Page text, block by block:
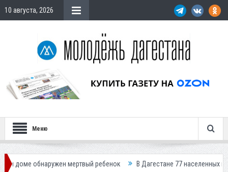
10 августа, 2026
Меню
мертвый ребенок В Дагестане 77 населенных пунктов